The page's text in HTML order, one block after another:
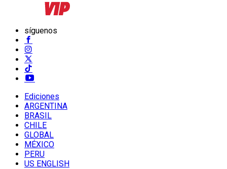
síguenos
Ediciones
ARGENTINA
BRASIL
CHILE
GLOBAL
MÉXICO
PERU
US ENGLISH